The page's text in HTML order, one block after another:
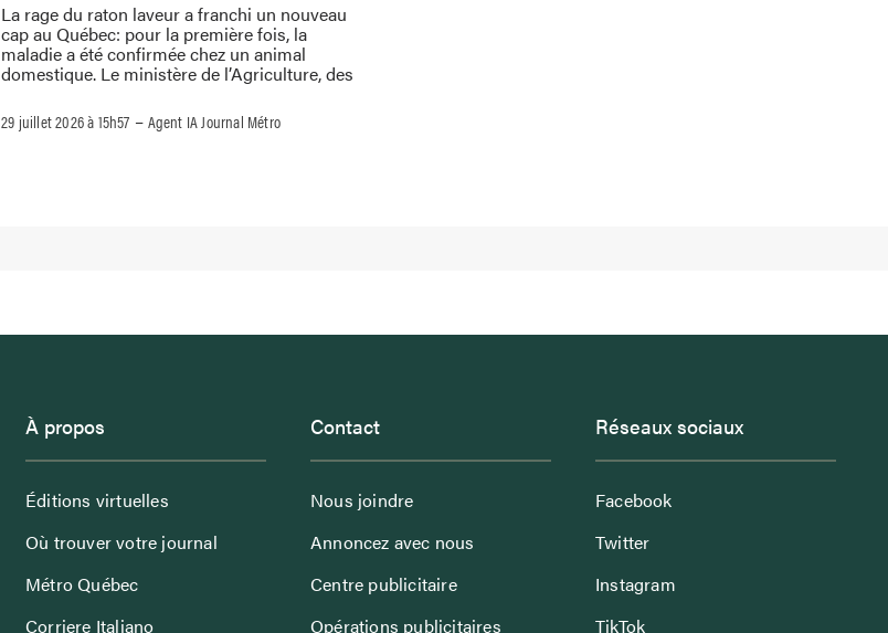
La rage du raton laveur a franchi un nouveau
cap au Québec: pour la première fois, la
maladie a été confirmée chez un animal
domestique. Le ministère de l’Agriculture, des
29 juillet 2026 à 15h57 –Agent IA Journal Métro
À propos
Éditions virtuelles
Où trouver votre journal
Métro Québec
Corriere Italiano
Contact
Nous joindre
Annoncez avec nous
Centre publicitaire
Opérations publicitaires
Réseaux sociaux
Facebook
Twitter
Instagram
TikTok